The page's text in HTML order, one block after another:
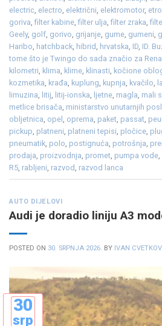
electric, electro, električni, elektromotor,
goriva,filter kabine,filter ulja,filter zraka,
Geely, golf, gorivo, grijanje, gume, gumeni,
Haribo, hatchback, hibrid, hrvatska, ID, ID.
tome što je Twingo do sada značio za
kilometri, klima, klime, klinasti, kočione
kozmetika, krađa, kuplung, kupnja, kvačilo,
limuzina, litij, litij-ionska, ljetne, magla, mali
metlice brisača, ministarstvo unutarnjih
obljetnica, opel , oprema, paket, passat,
pickup, platneni, platneni tepisi, pločice,
pneumatik, polo, postignuća, potrošnja,
prodaja, proizvodnja, promet, pumpa vode,
R5, rabljeni, razvod, razvod lanca
AUTO DIJELOVI
Audi je doradio liniju A3
POSTED ON 30. SRPNJA 2026. BY IVAN
30
srp